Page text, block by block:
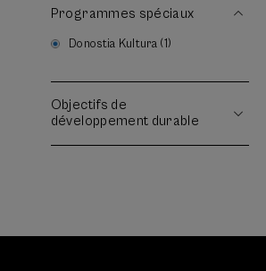
Programmes spéciaux
Donostia Kultura (1)
Objectifs de
développement durable